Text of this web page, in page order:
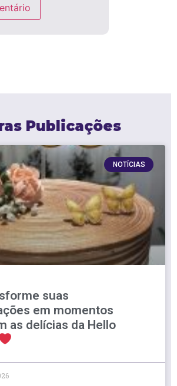
Publicações
NOTÍCIAS
suas
em momentos
as delícias da Hello